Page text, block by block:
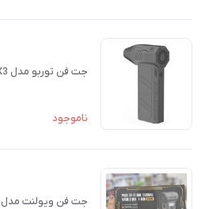
جت فن توربو مدل X3 ( اصلی )
ناموجود
جت فن ویولنت مدل F028